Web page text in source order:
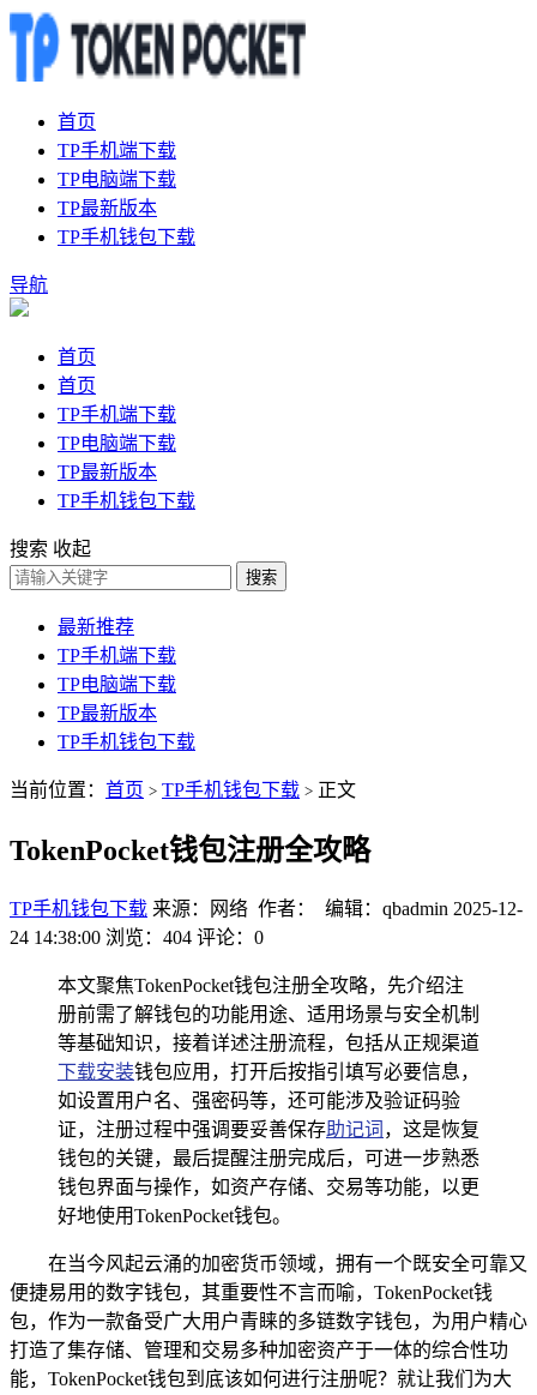
首页
TP手机端下载
TP电脑端下载
TP最新版本
TP手机钱包下载
导航
首页
首页
TP手机端下载
TP电脑端下载
TP最新版本
TP手机钱包下载
搜索 收起
搜索
最新推荐
TP手机端下载
TP电脑端下载
TP最新版本
TP手机钱包下载
当前位置： 首页 > TP手机钱包下载 > 正文
TokenPocket钱包注册全攻略
TP手机钱包下载 来源：网络 作者： 编辑：qbadmin 2025-12-
24 14:38:00 浏览：404 评论：0
本文聚焦TokenPocket钱包注册全攻略，先介绍注
册前需了解钱包的功能用途、适用场景与安全机制
等基础知识，接着详述注册流程，包括从正规渠道
下载安装钱包应用，打开后按指引填写必要信息，
如设置用户名、强密码等，还可能涉及验证码验
证，注册过程中强调要妥善保存助记词 ，这是恢复
钱包的关键，最后提醒注册完成后，可进一步熟悉
钱包界面与操作，如资产存储、交易等功能，以更
好地使用TokenPocket钱包。
在当今风起云涌的加密货币领域，拥有一个既安全可靠又
便捷易用的数字钱包，其重要性不言而喻，TokenPocket钱
包，作为一款备受广大用户青睐的多链数字钱包，为用户精心
打造了集存储、管理和交易多种加密资产于一体的综合性功
能，TokenPocket钱包到底该如何进行注册呢？就让我们为大